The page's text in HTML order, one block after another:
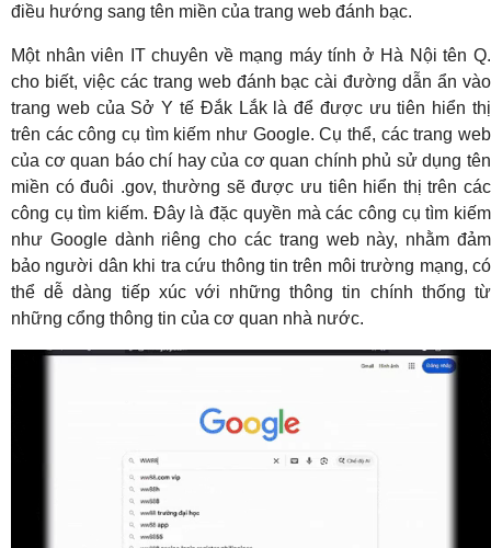
điều hướng sang tên miền của trang web đánh bạc.
Một nhân viên IT chuyên về mạng máy tính ở Hà Nội tên Q.
cho biết, việc các trang web đánh bạc cài đường dẫn ẩn vào
trang web của Sở Y tế Đắk Lắk là để được ưu tiên hiển thị
trên các công cụ tìm kiếm như Google. Cụ thể, các trang web
của cơ quan báo chí hay của cơ quan chính phủ sử dụng tên
miền có đuôi .gov, thường sẽ được ưu tiên hiển thị trên các
công cụ tìm kiếm. Đây là đặc quyền mà các công cụ tìm kiếm
như Google dành riêng cho các trang web này, nhằm đảm
bảo người dân khi tra cứu thông tin trên môi trường mạng, có
thể dễ dàng tiếp xúc với những thông tin chính thống từ
những cổng thông tin của cơ quan nhà nước.